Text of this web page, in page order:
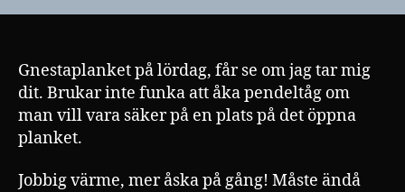
Gnestaplanket på lördag, får se om jag tar mig
dit. Brukar inte funka att åka pendeltåg om
man vill vara säker på en plats på det öppna
planket.
Jobbig värme, mer åska på gång! Måste ändå